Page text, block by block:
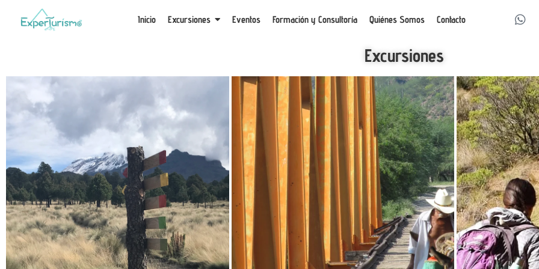
Inicio Excursiones Eventos Formación y Consultoría Quiénes Somos Contacto
Excursiones